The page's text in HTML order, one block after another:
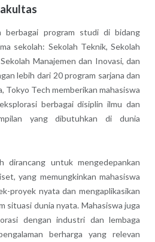
berbagai program studi di bidang
sekolah: Sekolah Teknik, Sekolah
Manajemen dan Inovasi, dan
lebih dari 20 program sarjana dan
Tokyo Tech memberikan mahasiswa
berbagai disiplin ilmu dan
yang dibutuhkan di dunia
dirancang untuk mengedepankan
yang memungkinkan mahasiswa
proyek nyata dan mengaplikasikan
situasi dunia nyata. Mahasiswa juga
dengan industri dan lembaga
berharga yang relevan